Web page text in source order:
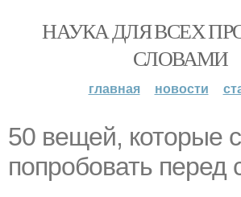
НАУКА ДЛЯ ВСЕХ
СЛОВАМИ
главная новости
50 вещей, которые
попробовать перед